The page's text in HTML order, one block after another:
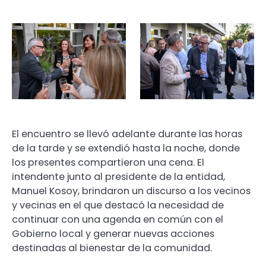
El encuentro se llevó adelante durante las horas
de la tarde y se extendió hasta la noche, donde
los presentes compartieron una cena. El
intendente junto al presidente de la entidad,
Manuel Kosoy, brindaron un discurso a los vecinos
y vecinas en el que destacó la necesidad de
continuar con una agenda en común con el
Gobierno local y generar nuevas acciones
destinadas al bienestar de la comunidad.